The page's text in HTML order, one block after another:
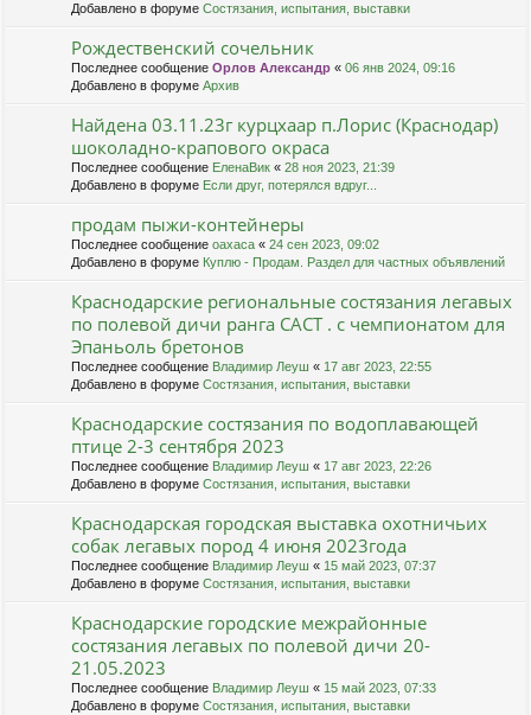
Добавлено в форуме Состязания, испытания, выставки
Рождественский сочельник
Последнее сообщение Орлов Александр « 06 янв 2024, 09:16
Добавлено в форуме Архив
Найдена 03.11.23г курцхаар п.Лорис (Краснодар)
шоколадно-крапового окраса
Последнее сообщение ЕленаВик « 28 ноя 2023, 21:39
Добавлено в форуме Если друг, потерялся вдруг...
продам пыжи-контейнеры
Последнее сообщение oaxaca « 24 сен 2023, 09:02
Добавлено в форуме Куплю - Продам. Раздел для частных объявлений
Краснодарские региональные состязания легавых
по полевой дичи ранга САСТ . с чемпионатом для
Эпаньоль бретонов
Последнее сообщение Владимир Леуш « 17 авг 2023, 22:55
Добавлено в форуме Состязания, испытания, выставки
Краснодарские состязания по водоплавающей
птице 2-3 сентября 2023
Последнее сообщение Владимир Леуш « 17 авг 2023, 22:26
Добавлено в форуме Состязания, испытания, выставки
Краснодарская городская выставка охотничьих
собак легавых пород 4 июня 2023года
Последнее сообщение Владимир Леуш « 15 май 2023, 07:37
Добавлено в форуме Состязания, испытания, выставки
Краснодарские городские межрайонные
состязания легавых по полевой дичи 20-
21.05.2023
Последнее сообщение Владимир Леуш « 15 май 2023, 07:33
Добавлено в форуме Состязания, испытания, выставки